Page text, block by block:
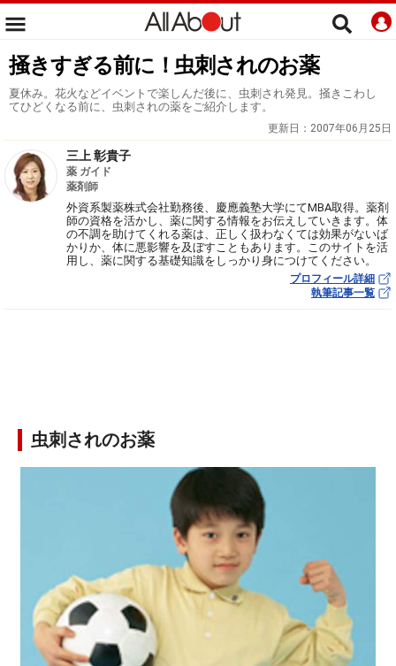
掻きすぎる前に！虫刺されのお薬
夏休み。花火などイベントで楽しんだ後に、虫刺され発見。掻きこわし
てひどくなる前に、虫刺されの薬をご紹介します。
更新日： 2007年06月25日
三上 彰貴子
薬 ガイド
薬剤師
外資系製薬株式会社勤務後、慶應義塾大学にてMBA取得。薬剤
師の資格を活かし、薬に関する情報をお伝えしていきます。体
の不調を助けてくれる薬は、正しく扱わなくては効果がないば
かりか、体に悪影響を及ぼすこともあります。このサイトを活
用し、薬に関する基礎知識をしっかり身につけてください。
プロフィール詳細
執筆記事一覧
虫刺されのお薬